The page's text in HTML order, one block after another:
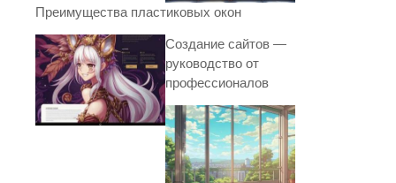
Преимущества пластиковых окон
Создание сайтов —
руководство от
профессионалов